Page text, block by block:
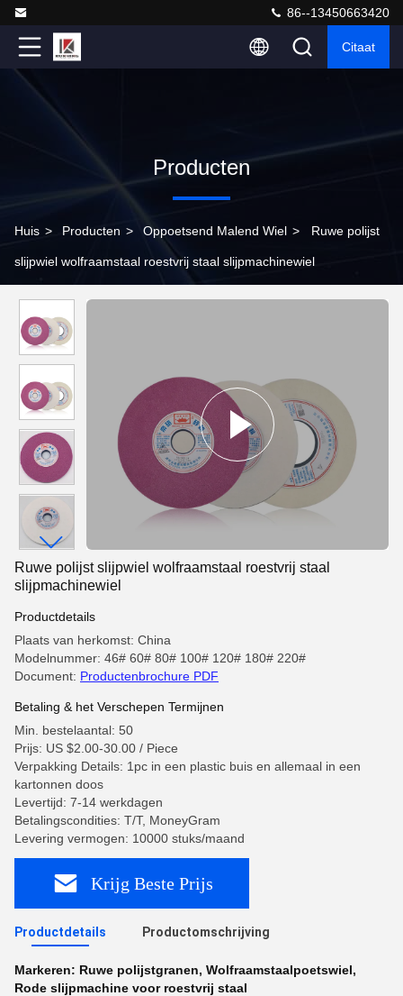
86--13450663420
Citaat
Producten
Huis > Producten > Oppoetsend Malend Wiel > Ruwe polijst
slijpwiel wolfraamstaal roestvrij staal slijpmachinewiel
Ruwe polijst slijpwiel wolfraamstaal roestvrij staal
slijpmachinewiel
Productdetails
Plaats van herkomst: China
Modelnummer: 46# 60# 80# 100# 120# 180# 220#
Document: Productenbrochure PDF
Betaling & het Verschepen Termijnen
Min. bestelaantal: 50
Prijs: US $2.00-30.00 / Piece
Verpakking Details: 1pc in een plastic buis en allemaal in een
kartonnen doos
Levertijd: 7-14 werkdagen
Betalingscondities: T/T, MoneyGram
Levering vermogen: 10000 stuks/maand
Krijg Beste Prijs
Productdetails Productomschrijving
Markeren: Ruwe polijstgranen, Wolfraamstaalpoetswiel,
Rode slijpmachine voor roestvrij staal